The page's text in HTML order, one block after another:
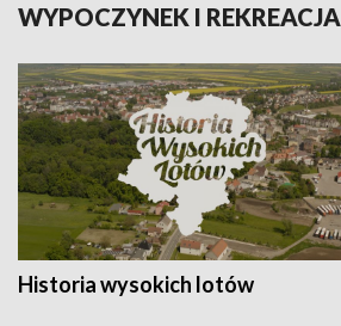
WYPOCZYNEK I REKREACJA
Historia wysokich lotów